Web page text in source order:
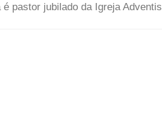
pastor jubilado da Igreja